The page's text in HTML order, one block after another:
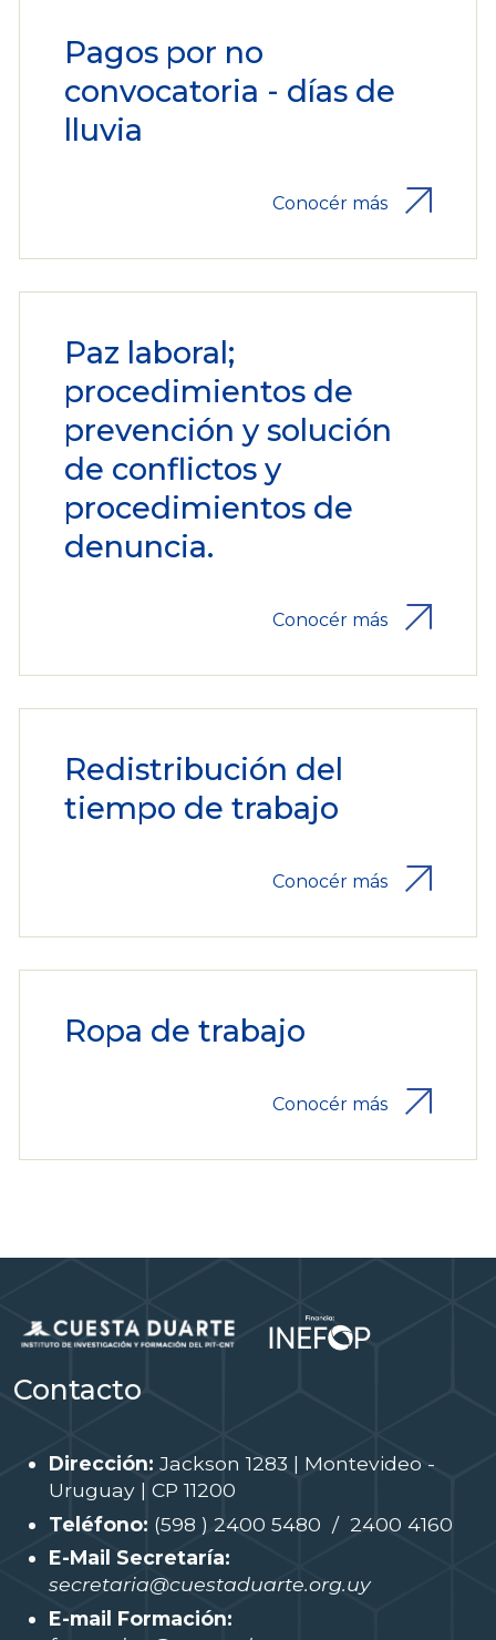
Pagos por no
convocatoria - días de
lluvia
Conocér más
Paz laboral;
procedimientos de
prevención y solución
de conflictos y
procedimientos de
denuncia.
Conocér más
Redistribución del
tiempo de trabajo
Conocér más
Ropa de trabajo
Conocér más
Contacto
Dirección: Jackson 1283 | Montevideo -
Uruguay | CP 11200
Teléfono: (598 ) 2400 5480 / 2400 4160
E-Mail Secretaría:
secretaria@cuestaduarte.org.uy
E-mail Formación: